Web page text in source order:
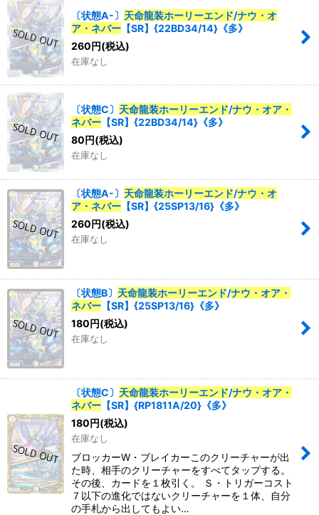
〔状態A-〕 天命龍装ホーリーエンド/ナウ・オ
ア・ネバー 【SR】{22BD34/14}《多》
260円(税込)
在庫なし
〔状態C〕 天命龍装ホーリーエンド/ナウ・オア・
ネバー 【SR】{22BD34/14}《多》
80円(税込)
在庫なし
〔状態A-〕 天命龍装ホーリーエンド/ナウ・オ
ア・ネバー 【SR】{25SP13/16}《多》
260円(税込)
在庫なし
〔状態B〕 天命龍装ホーリーエンド/ナウ・オア・
ネバー 【SR】{25SP13/16}《多》
180円(税込)
在庫なし
〔状態C〕 天命龍装ホーリーエンド/ナウ・オア・
ネバー 【SR】{RP1811A/20}《多》
180円(税込)
在庫なし
ブロッカーW・ブレイカーこのクリーチャーが出
た時、相手のクリーチャーをすべてタップする。
その後、カードを１枚引く。 Ｓ・トリガーコスト
７以下の進化ではないクリーチャーを１体、自分
の手札から出してもよい…